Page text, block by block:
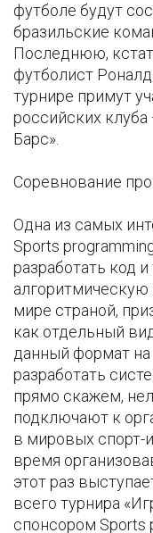
футболе будут
бразильские
Последнюю,
футболист
турнире примут
российских клуба
Барс».
Соревнование
Одна из самых
Sports
разработать код
алгоритмическую
мире страной,
как отдельный
данный формат
разработать
прямо скажем,
подключают к
в мировых спорт-
время
этот раз
всего турнира
спонсором Sports